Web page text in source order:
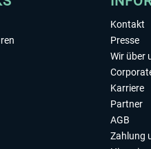
Kontakt
Presse
Wir über
Karriere
Partner
AGB
Zahlung